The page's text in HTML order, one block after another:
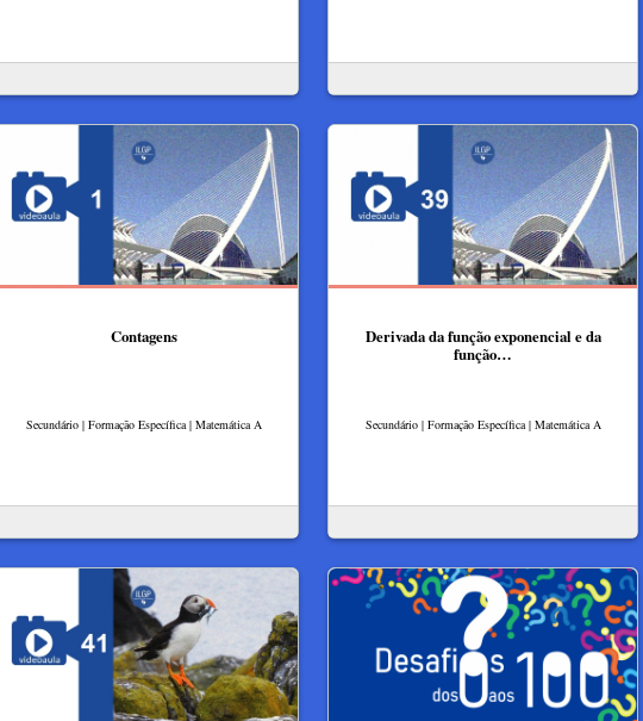
Contagens
Secundário | Formação Específica | Matemática A
Derivada da função exponencial e da
função…
Secundário | Formação Específica | Matemática A